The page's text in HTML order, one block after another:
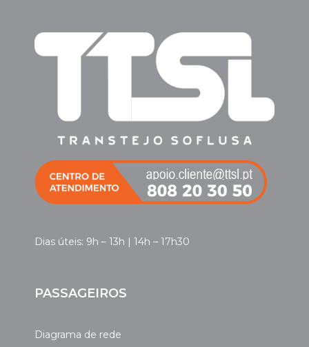
Dias úteis: 9h – 13h | 14h – 17h30
PASSAGEIROS
Diagrama de rede